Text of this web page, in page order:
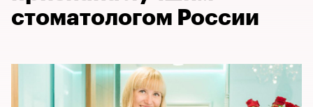
стоматологом России